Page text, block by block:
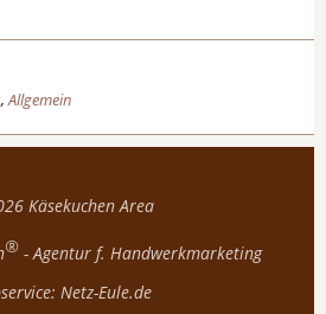
, Allgemein
Käsekuchen Area
®- Agentur f. Handwerkmarketing
Netz-Eule.de